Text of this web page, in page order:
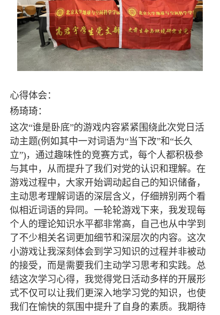
心得体会：
杨琦琦：
这次“谁是卧底”的游戏内容紧紧围绕此次党日活
动主题(例如其中一对词语为“当下改”和“长久
立”)，通过趣味性的竞赛方式，每个人都积极参
与其中，从而提升了我们对党的认识和理解。在
游戏过程中，大家开始调动起自己的知识储备，
主动思考理解词语的深层含义，仔细辨别两个看
似相近词语的异同。一轮轮游戏下来，我发现每
个人的理论知识水平都非常高，自己也从中学到
了不少相关名词更加细节和深层次的内容。这次
小游戏让我深刻体会到学习知识的过程并非被动
的接受，而是需要我们主动学习思考和实践。总
结这次学习心得，我觉得党日活动多样的开展形
式不仅可以让我们更深入地学习党的知识，也使
我们在愉快的氛围中提升了自身的素质。我期待